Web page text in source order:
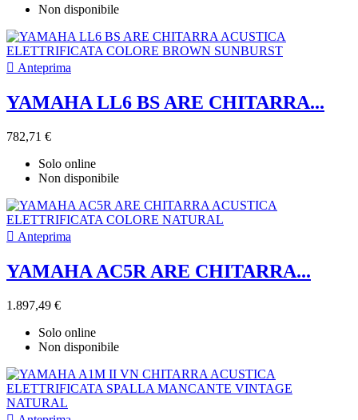
Non disponibile
 Anteprima
YAMAHA LL6 BS ARE CHITARRA...
782,71 €
Solo online
Non disponibile
 Anteprima
YAMAHA AC5R ARE CHITARRA...
1.897,49 €
Solo online
Non disponibile